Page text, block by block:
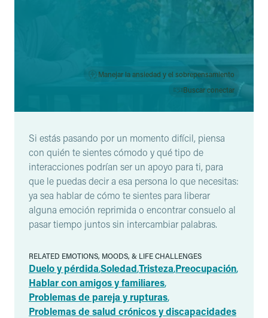
Manejar la ansiedad y el sobrepensamiento
Buscar conectar
Si estás pasando por un momento difícil, piensa
con quién te sientes cómodo y qué tipo de
interacciones podrían ser un apoyo para ti, para
que le puedas decir a esa persona lo que necesitas:
ya sea hablar de cómo te sientes para liberar
alguna emoción reprimida o encontrar consuelo al
pasar tiempo juntos sin intercambiar palabras.
RELATED EMOTIONS, MOODS, & LIFE CHALLENGES
Duelo y pérdida,Soledad,Tristeza,Preocupación,
Hablar con amigos y familiares,
Problemas de pareja y rupturas,
Problemas de salud crónicos y discapacidades